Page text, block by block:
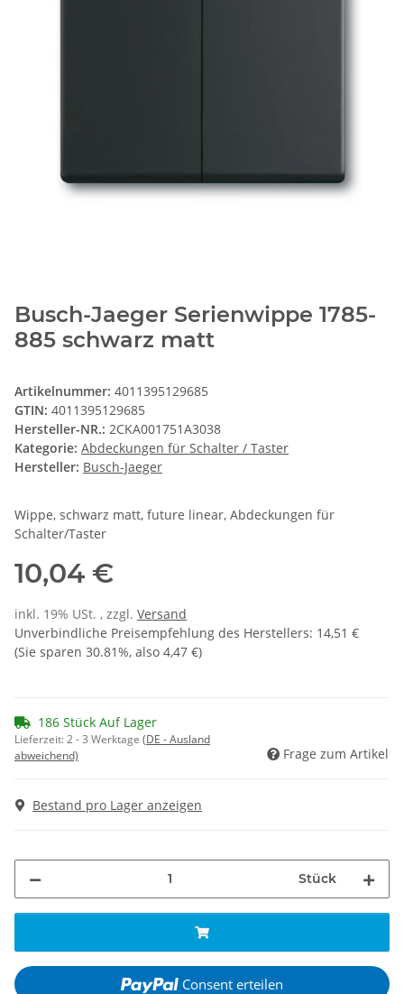
Busch-Jaeger Serienwippe 1785-
885 schwarz matt
Artikelnummer: 4011395129685
GTIN: 4011395129685
Hersteller-NR.: 2CKA001751A3038
Kategorie: Abdeckungen für Schalter / Taster
Hersteller: Busch-Jaeger
Wippe, schwarz matt, future linear, Abdeckungen für
Schalter/Taster
10,04 €
inkl. 19% USt. , zzgl. Versand
Unverbindliche Preisempfehlung des Herstellers: 14,51 €
(Sie sparen 30.81%, also 4,47 €)
186 Stück Auf Lager
Lieferzeit:2 - 3 Werktage (DE - Ausland
abweichend)
Frage zum Artikel
Bestand pro Lager anzeigen
Stück
Consent erteilen